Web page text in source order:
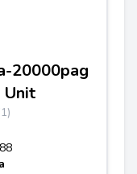
20000pag
Unit